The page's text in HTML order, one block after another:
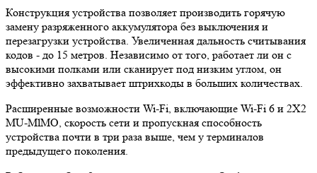
Конструкция устройства позволяет производить горячую
замену разряженного аккумулятора без выключения и
перезагрузки устройства. Увеличенная дальность считывания
кодов - до 15 метров. Независимо от того, работает ли он с
высокими полками или сканирует под низким углом, он
эффективно захватывает штрихкоды в больших количествах.
Расширенные возможности Wi-Fi, включающие Wi-Fi 6 и 2X2
MU-MlMO, скорость сети и пропускная способность
устройства почти в три раза выше, чем у терминалов
предыдущего поколения.